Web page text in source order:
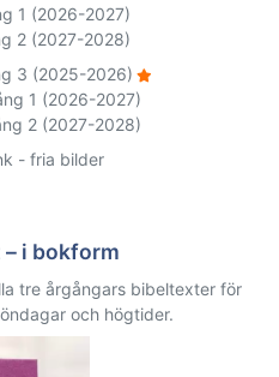
1 (2026-2027)
2 (2027-2028)
3 (2025-2026)
1 (2026-2027)
2 (2027-2028)
- fria bilder
i bokform
tre årgångars bibeltexter för
och högtider.